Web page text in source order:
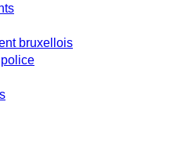
bruxellois